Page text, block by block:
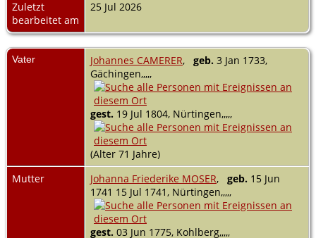
Zuletzt
bearbeitet am
25 Jul 2026
Vater Johannes CAMERER, geb. 3 Jan 1733,
Gächingen,,,,,
gest. 19 Jul 1804, Nürtingen,,,,,
(Alter 71 Jahre)
Mutter
Johanna Friederike MOSER, geb. 15 Jun
1741 15 Jul 1741, Nürtingen,,,,,
gest. 03 Jun 1775, Kohlberg,,,,,